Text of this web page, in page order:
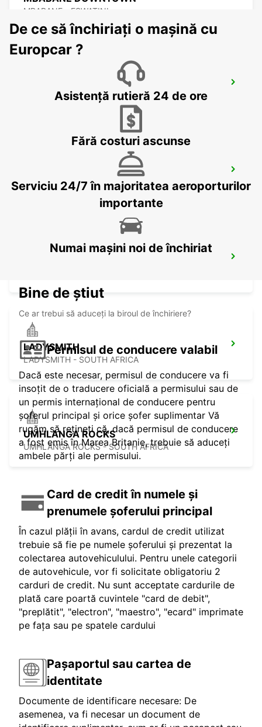
MBABANE - ESWATINI
NEWCASTLE - SOUTH AFRICA
DURBAN - SOUTH AFRICA
LADYSMITH
LADYSMITH - SOUTH AFRICA
UMHLANGA ROCKS
UMHLANGA ROCKS - SOUTH AFRICA
De ce să închiriați o mașină cu
Europcar ?
Asistență rutieră 24 de ore
Fără costuri ascunse
Serviciu 24/7 în majoritatea aeroporturilor
importante
Numai mașini noi de închiriat
Bine de știut
Ce ar trebui să aduceți la biroul de închiriere?
Permisul de conducere valabil
Dacă este necesar, permisul de conducere va fi
insoțit de o traducere oficială a permisului sau de
un permis internațional de conducere pentru
șoferul principal și orice șofer suplimentar Vă
rugăm să rețineți că, dacă permisul de conducere
a fost emis în Marea Britanie, trebuie să aduceți
ambele părți ale permisului.
Card de credit în numele și
prenumele șoferului principal
În cazul plății în avans, cardul de credit utilizat
trebuie să fie pe numele șoferului și prezentat la
colectarea autovehiculului. Pentru unele categorii
de autovehicule, vor fi solicitate obligatoriu 2
carduri de credit. Nu sunt acceptate cardurile de
plată care poartă cuvintele "card de debit",
"preplătit", "electron", "maestro", "ecard" imprimate
pe fața sau pe spatele cardului
Pașaportul sau cartea de
identitate
Documente de identificare necesare: De
asemenea, va fi necesar un document de